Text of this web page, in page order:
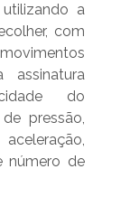
a
com
assinatura
do
pressão,
número de